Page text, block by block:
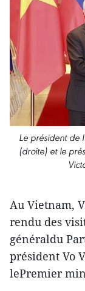
Le président de
(droite) et le
Au Vietnam,
rendu des
généraldu
président Vo
lePremier